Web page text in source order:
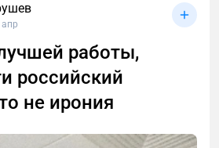
«классического» ремонта,
типичных ошибок и
вложения.
работы,
российский
не ирония